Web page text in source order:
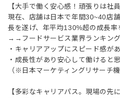
【大手で働く安心感！頑張りは社
現在、店舗は日本で年間30~40店
⻑を遂げ、年平均130%超の成⻑率
→→フードサービス業界ランキン
・キャリアアップにスピード感が
・成長性があり安心して働けると
（※日本マーケティングリサーチ機
【多彩なキャリアパス。現場の先